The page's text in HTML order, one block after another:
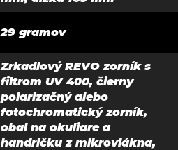
29 gramov
Zrkadlový REVO zorník s
filtrom UV 400, čierny
polarizačný alebo
fotochromatický zorník,
obal na okuliare a
handričku z mikrovlákna,